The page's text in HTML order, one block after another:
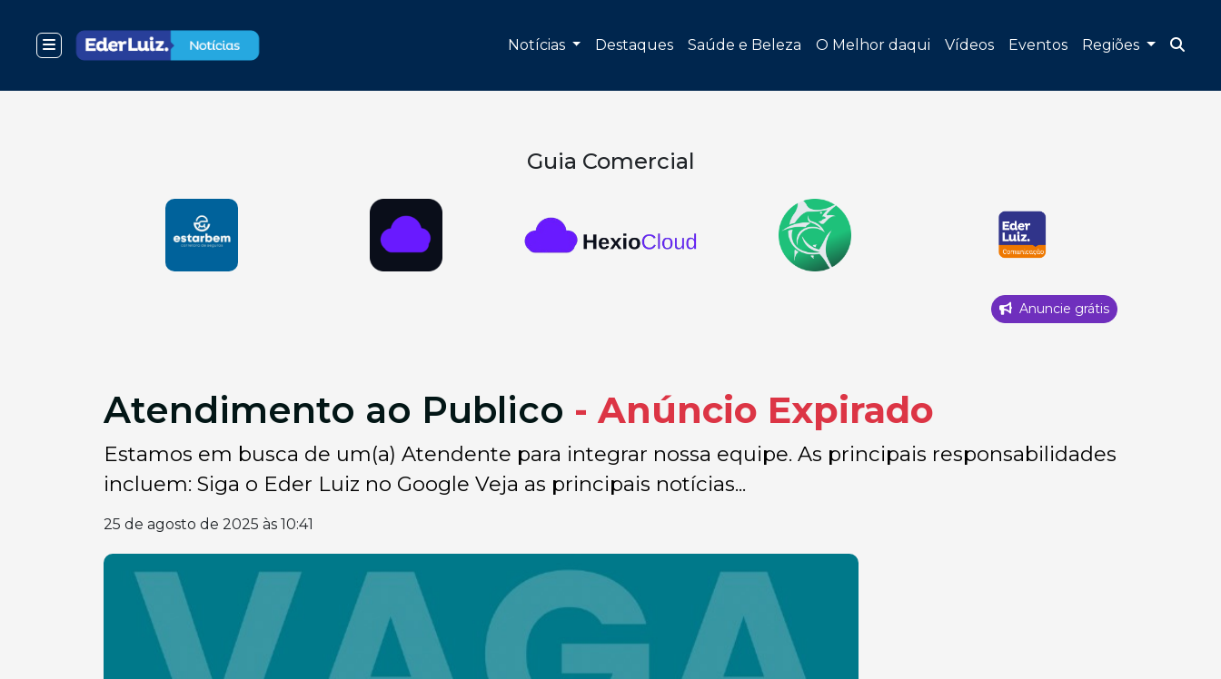
Notícias Destaques Saúde e Beleza O Melhor daqui Vídeos Eventos Regiões
Guia Comercial
Anuncie grátis
Atendimento ao Publico - Anúncio Expirado
Estamos em busca de um(a) Atendente para integrar nossa equipe. As principais responsabilidades
incluem: Siga o Eder Luiz no Google Veja as principais notícias...
25 de agosto de 2025 às 10:41